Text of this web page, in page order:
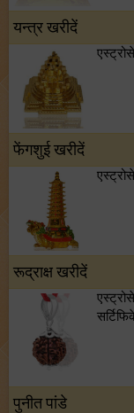
यन्त्र खरीदें
फेंगशुई खरीदें
रूद्राक्ष खरीदें
पुनीत पांडे